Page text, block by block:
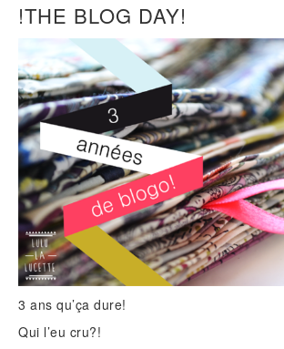
!THE BLOG DAY!
3 ans qu’ça dure!
Qui l’eu cru?!